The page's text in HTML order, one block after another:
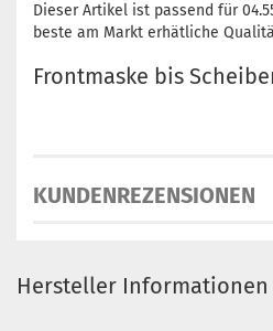
Dieser Artikel ist passend für
beste am Markt erhätliche
Frontmaske bis
KUNDENREZENSIONEN
Hersteller Informationen